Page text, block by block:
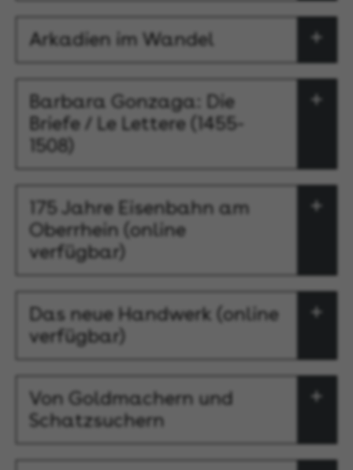
Arkadien im Wandel
Barbara Gonzaga: Die
Briefe / Le Lettere (1455-
1508)
175 Jahre Eisenbahn am
Oberrhein (online
verfügbar)
Das neue Handwerk (online
verfügbar)
Von Goldmachern und
Schatzsuchern